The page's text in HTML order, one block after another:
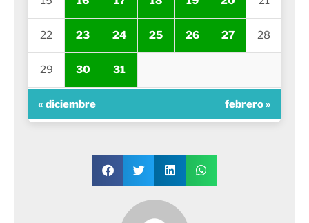
22 23 24 25 26 27 28
29 30 31
« diciembre febrero »